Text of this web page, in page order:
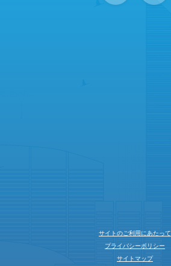
サイトのご利用にあたって
プライバシーポリシー
サイトマップ